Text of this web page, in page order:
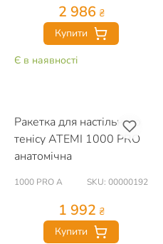
2 986 ₴
Купити
Є в наявності
Ракетка для настільного
тенісу ATEMI 1000 PRO
анатомічна
1000 PRO A SKU: 00000192
1 992 ₴
Купити